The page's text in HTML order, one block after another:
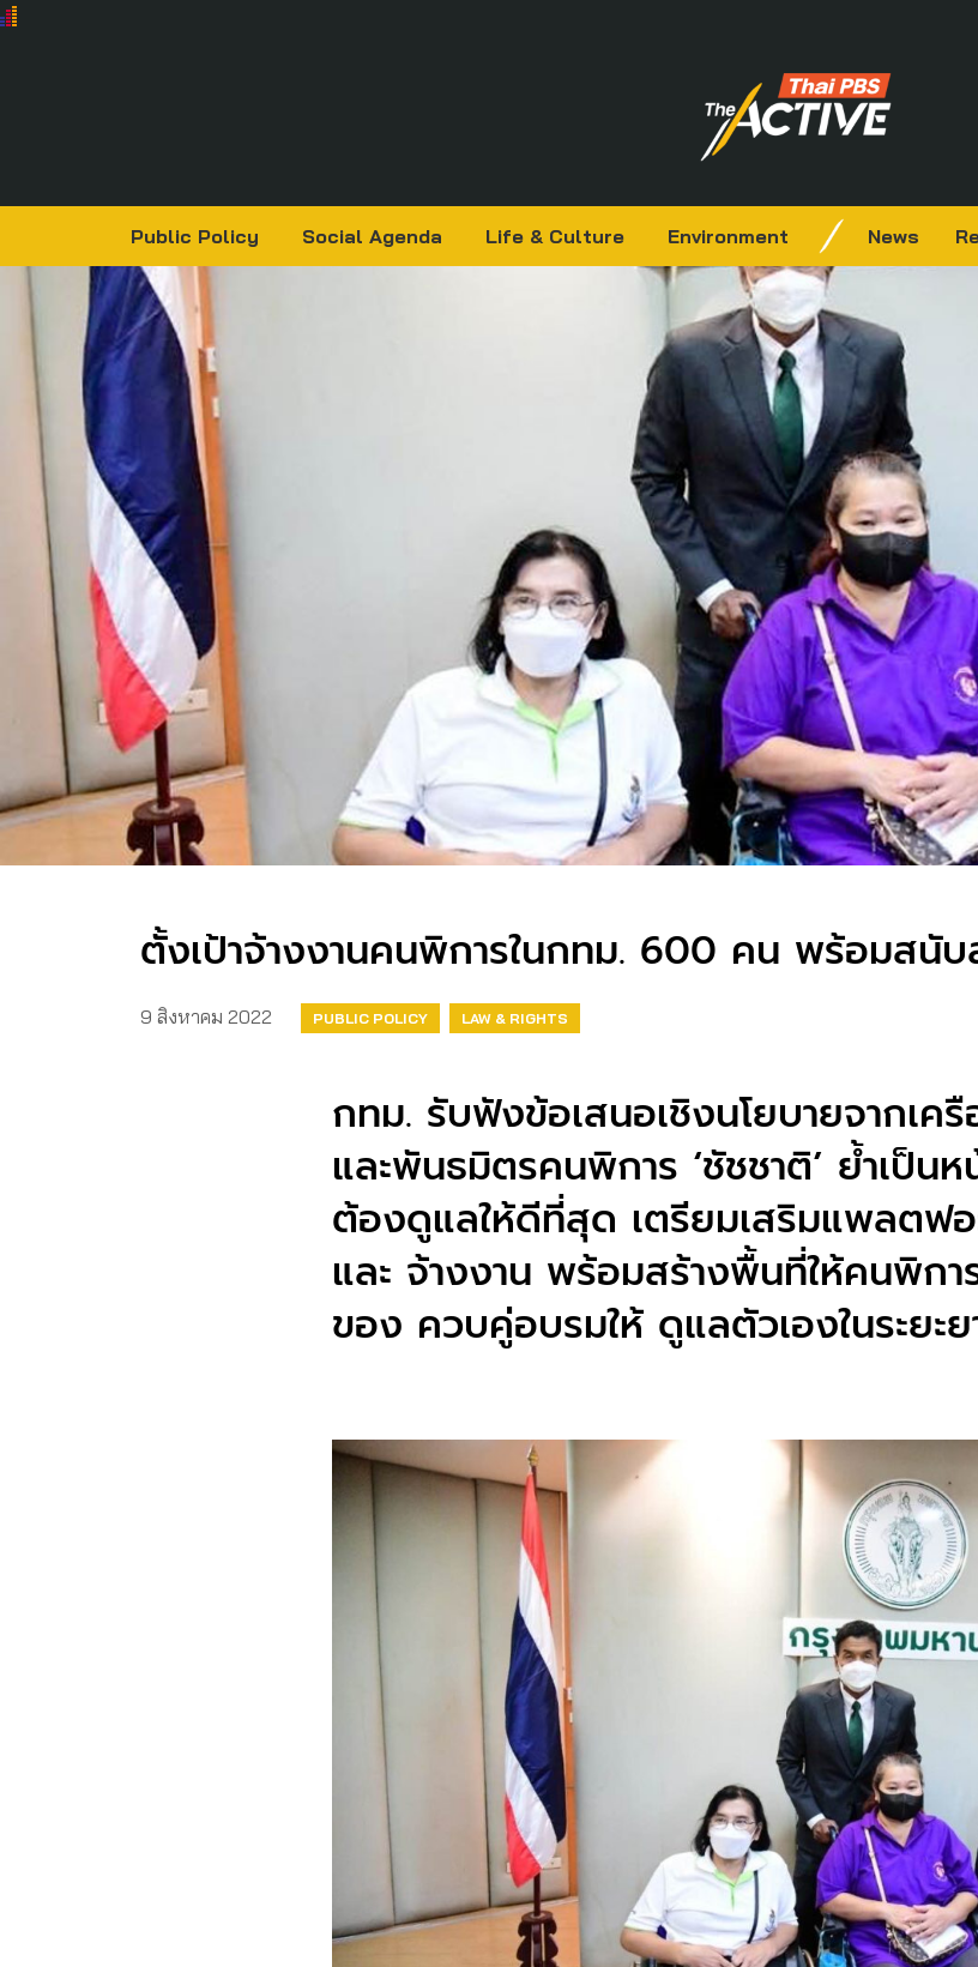
Public Policy Social Agenda Life & Culture Environment News
ตั้งเป้าจ้างงานคนพิการในกทม. 600 คน พร้อมสนั
9 สิงหาคม 2022 PUBLIC POLICY
LAW & RIGHTS
กทม. รับฟังข้อเสนอเชิงนโยบายจากเค
และพันธมิตรคนพิการ ‘ชัชชาติ’ ย้ำเป็น
ต้องดูแลให้ดีที่สุด เตรียมเสริมแพลตฟ
และ จ้างงาน พร้อมสร้างพื้นที่ให้คนพิกา
ของ ควบคู่อบรมให้ ดูแลตัวเองในระยะย